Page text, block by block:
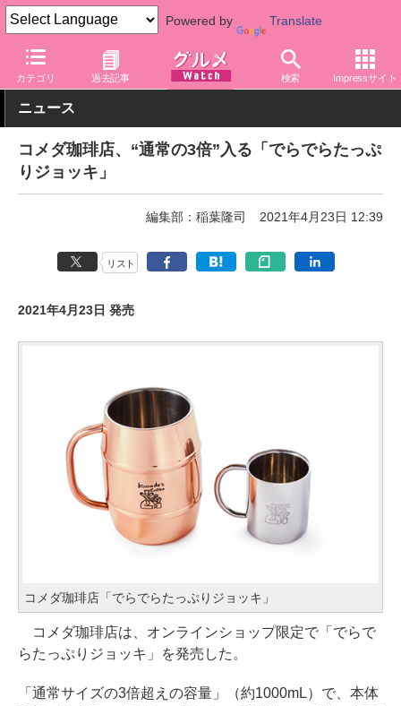
Powered by Translate
カテゴリ 過去記事 検索 Impressサイト
グルメ Watch 店舗 カフェ コメダ珈琲店
ニュース
コメダ珈琲店、“通常の3倍”入る「でらでらたっぷ
りジョッキ」
編集部：稲葉隆司 2021年4月23日 12:39
リスト
2021年4月23日 発売
コメダ珈琲店「でらでらたっぷりジョッキ」
コメダ珈琲店は、オンラインショップ限定で「でらで
らたっぷりジョッキ」を発売した。
「通常サイズの3倍超えの容量」（約1000mL）で、本体